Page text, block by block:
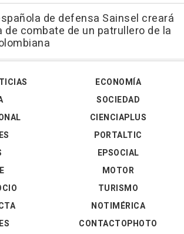
de defensa Sainsel creará
de combate de un patrullero de la
ECONOMÍA
SOCIEDAD
CIENCIAPLUS
PORTALTIC
EPSOCIAL
MOTOR
TURISMO
NOTIMÉRICA
CONTACTOPHOTO